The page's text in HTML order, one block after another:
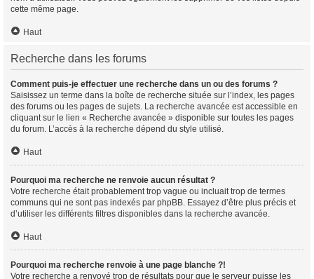
cette même page.
Haut
Recherche dans les forums
Comment puis-je effectuer une recherche dans un ou des forums ?
Saisissez un terme dans la boîte de recherche située sur l’index, les pages
des forums ou les pages de sujets. La recherche avancée est accessible en
cliquant sur le lien « Recherche avancée » disponible sur toutes les pages
du forum. L’accès à la recherche dépend du style utilisé.
Haut
Pourquoi ma recherche ne renvoie aucun résultat ?
Votre recherche était probablement trop vague ou incluait trop de termes
communs qui ne sont pas indexés par phpBB. Essayez d’être plus précis et
d’utiliser les différents filtres disponibles dans la recherche avancée.
Haut
Pourquoi ma recherche renvoie à une page blanche ?!
Votre recherche a renvoyé trop de résultats pour que le serveur puisse les